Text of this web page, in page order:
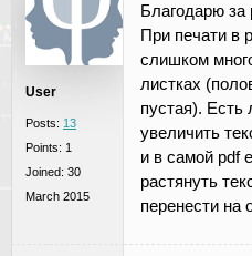
User
Posts: 13
Points: 1
Joined: 30
March 2015
Благодарю за
При печати в
слишком
листках
пустая). Есть
увеличить
и в самой pdf
растянуть
перенести на